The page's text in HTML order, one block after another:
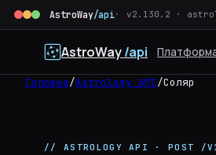
AstroWay/api v2.130.2 ·
AstroWay/api
Головна/Astrology API/Соляр
// ASTROLOGY API · POST /